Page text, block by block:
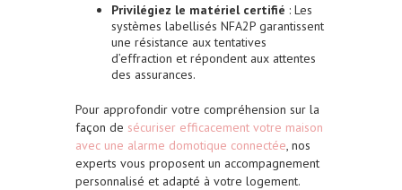
Privilégiez le matériel certifié : Les
systèmes labellisés NFA2P garantissent
une résistance aux tentatives
d’effraction et répondent aux attentes
des assurances.
Pour approfondir votre compréhension sur la
façon de sécuriser efficacement votre maison
avec une alarme domotique connectée, nos
experts vous proposent un accompagnement
personnalisé et adapté à votre logement.